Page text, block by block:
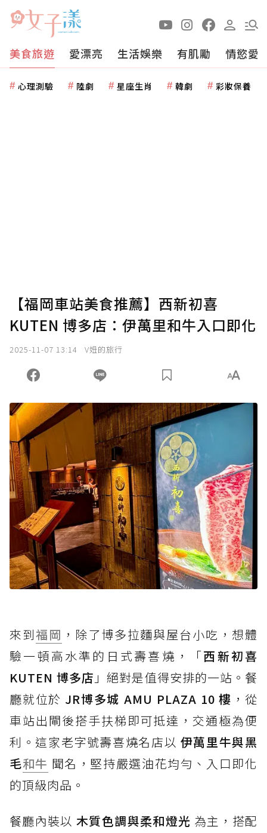
美食旅遊 愛漂亮 生活娛樂 有肌勵 情慾愛
心理測驗 陸劇 星座生肖 韓劇 彩妝保養
【福岡車站美食推薦】西新初喜
KUTEN 博多店：伊萬里和牛入口即化
2025-11-07 13:14 V妞的旅行
來到福岡 ，除了博多拉麵與屋台小吃，想體
驗一頓高水準的日式壽喜燒，「西新初喜
KUTEN 博多店 」絕對是值得安排的一站。餐
廳就位於 JR博多城 AMU PLAZA 10 樓 ，從
車站出閘後搭手扶梯即可抵達，交通極為便
利。這家老字號壽喜燒名店以 伊萬里牛與黑
毛和牛 聞名，堅持嚴選油花均勻、入口即化
的頂級肉品。
餐廳內裝以木質色調與柔和燈光 為主，搭配